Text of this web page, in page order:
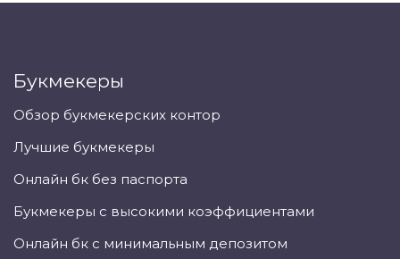
Букмекеры
Обзор букмекерских контор
Лучшие букмекеры
Онлайн бк без паспорта
Букмекеры с высокими коэффициентами
Онлайн бк с минимальным депозитом